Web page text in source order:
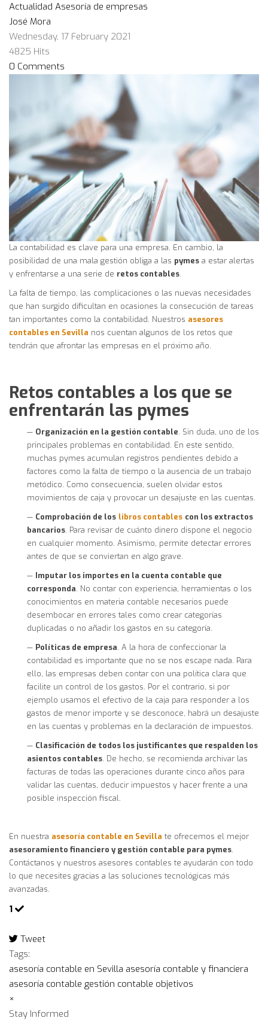
Actualidad Asesoría de empresas
José Mora
Wednesday, 17 February 2021
4825 Hits
0 Comments
La contabilidad es clave para una empresa. En cambio, la
posibilidad de una mala gestión obliga a las pymes a estar alertas
y enfrentarse a una serie de retos contables.
La falta de tiempo, las complicaciones o las nuevas necesidades
que han surgido dificultan en ocasiones la consecución de tareas
tan importantes como la contabilidad. Nuestros asesores
contables en Sevilla nos cuentan algunos de los retos que
tendrán que afrontar las empresas en el próximo año.
Retos contables a los que se
enfrentarán las pymes
— Organización en la gestión contable. Sin duda, uno de los
principales problemas en contabilidad. En este sentido,
muchas pymes acumulan registros pendientes debido a
factores como la falta de tiempo o la ausencia de un trabajo
metódico. Como consecuencia, suelen olvidar estos
movimientos de caja y provocar un desajuste en las cuentas.
— Comprobación de los libros contables con los extractos
bancarios. Para revisar de cuánto dinero dispone el negocio
en cualquier momento. Asimismo, permite detectar errores
antes de que se conviertan en algo grave.
— Imputar los importes en la cuenta contable que
corresponda. No contar con experiencia, herramientas o los
conocimientos en materia contable necesarios puede
desembocar en errores tales como crear categorías
duplicadas o no añadir los gastos en su categoría.
— Políticas de empresa. A la hora de confeccionar la
contabilidad es importante que no se nos escape nada. Para
ello, las empresas deben contar con una política clara que
facilite un control de los gastos. Por el contrario, si por
ejemplo usamos el efectivo de la caja para responder a los
gastos de menor importe y se desconoce, habrá un desajuste
en las cuentas y problemas en la declaración de impuestos.
— Clasificación de todos los justificantes que respalden los
asientos contables. De hecho, se recomienda archivar las
facturas de todas las operaciones durante cinco años para
validar las cuentas, deducir impuestos y hacer frente a una
posible inspección fiscal.
En nuestra asesoría contable en Sevilla te ofrecemos el mejor
asesoramiento financiero y gestión contable para pymes.
Contáctanos y nuestros asesores contables te ayudarán con todo
lo que necesites gracias a las soluciones tecnológicas más
avanzadas.
1
Tweet
pinterest
Tags:
asesoría contable en Sevilla asesoría contable y financiera
asesoría contable gestión contable objetivos
×
Stay Informed